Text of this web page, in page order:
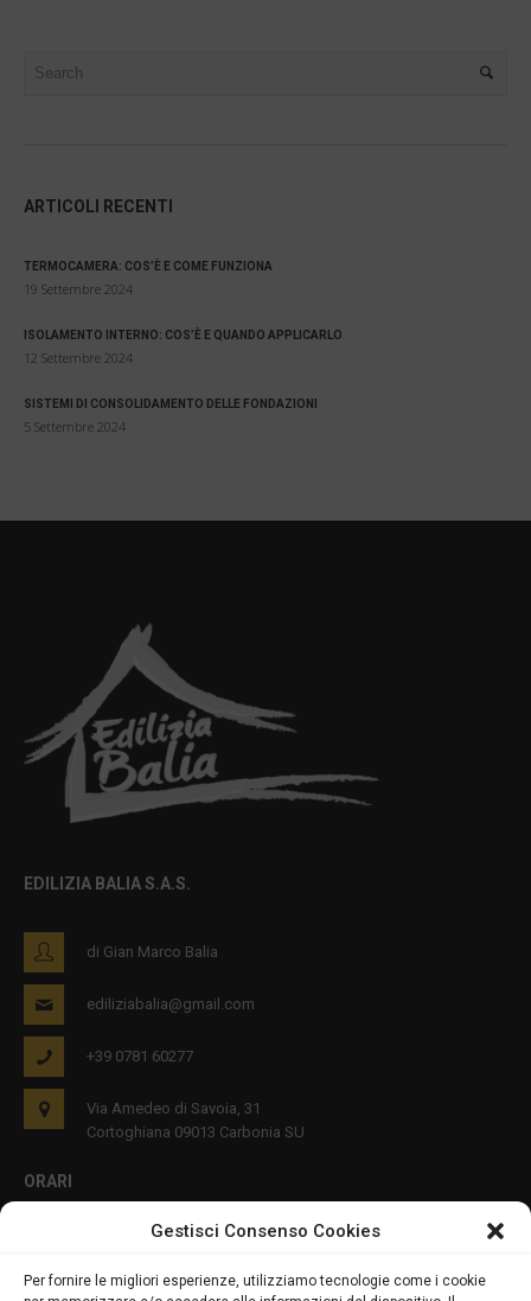
Gestisci Consenso Cookies
Per fornire le migliori esperienze, utilizziamo tecnologie come i cookie
ARTICOLI RECENTI
TERMOCAMERA: COS’È E COME FUNZIONA
19 Settembre 2024
ISOLAMENTO INTERNO: COS’È E QUANDO APPLICARLO
12 Settembre 2024
SISTEMI DI CONSOLIDAMENTO DELLE FONDAZIONI
5 Settembre 2024
EDILIZIA BALIA S.A.S.
di Gian Marco Balia
ediliziabalia@gmail.com
+39 0781 60277
Via Amedeo di Savoia, 31
Cortoghiana 09013 Carbonia SU
ORARI